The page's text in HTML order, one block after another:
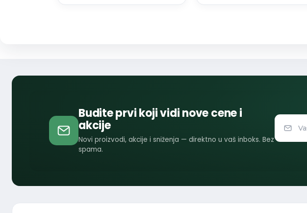
Budite prvi koji vidi nove cene i
akcije
Novi proizvodi, akcije i sniženja — direktno u vaš inboks. Bez
spama.